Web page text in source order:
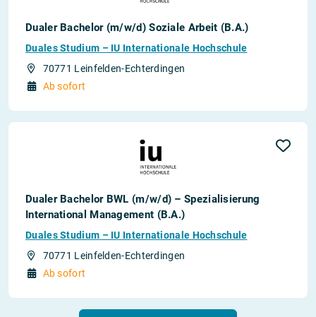
Dualer Bachelor (m/w/d) Soziale Arbeit (B.A.)
Duales Studium – IU Internationale Hochschule
70771 Leinfelden-Echterdingen
Ab sofort
Dualer Bachelor BWL (m/w/d) – Spezialisierung
International Management (B.A.)
Duales Studium – IU Internationale Hochschule
70771 Leinfelden-Echterdingen
Ab sofort